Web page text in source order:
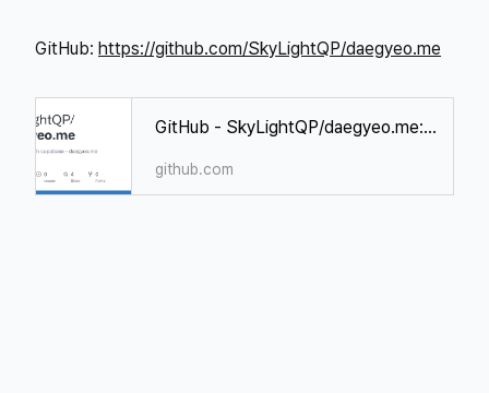
GitHub: https://github.com/SkyLightQP/daegyeo.me
GitHub - SkyLightQP/daegyeo.me: My portfolio with supabase - daegyeo.me
github.com